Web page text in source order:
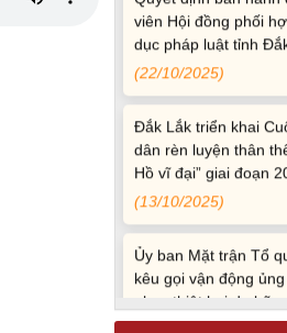
Đắk Lắk triển khai
dân rèn luyện thân
Hồ vĩ đại” giai đoạn
(13/10/2025)
Ủy ban Mặt trận Tổ
kêu gọi vận động ủng
phục thiệt hại do bão
(12/10/2025)
UBND TỈNH ĐẮK LẮK
NGƯỜI DÂN TĂNG
CHỐNG BỆNH TẢ